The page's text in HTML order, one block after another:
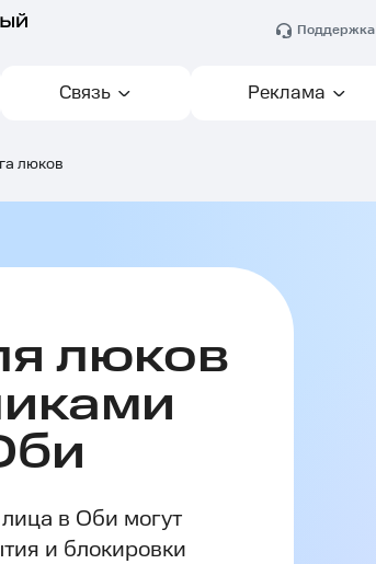
Поддержка
Связь Реклама
люков
люков
в Оби могут
и блокировки